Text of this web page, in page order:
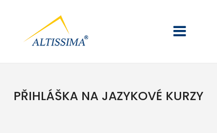
PŘIHLÁŠKA NA JAZYKOVÉ KURZY